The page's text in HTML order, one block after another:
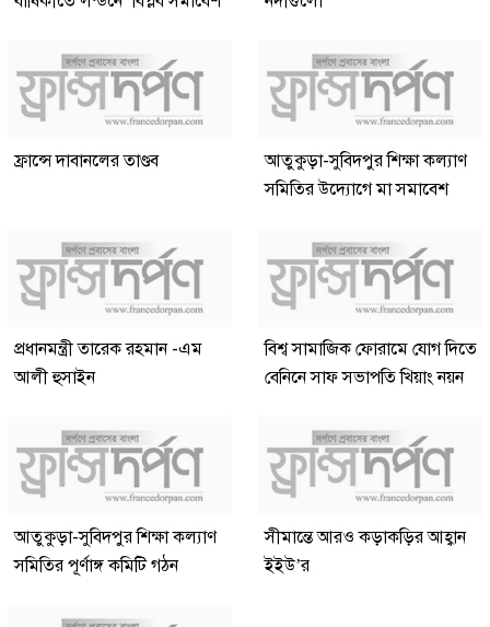
ফ্রান্সে দাবানলের তাণ্ডব
আতুকুড়া-সুবিদপুর শিক্ষা কল্যাণ
সমিতির উদ্যোগে মা সমাবেশ
প্রধানমন্ত্রী তারেক রহমান -এম
আলী হুসাইন
বিশ্ব সামাজিক ফোরামে যোগ দিতে
বেনিনে সাফ সভাপতি খিয়াং নয়ন
আতুকুড়া-সুবিদপুর শিক্ষা কল্যাণ
সমিতির পূর্ণাঙ্গ কমিটি গঠন
সীমান্তে আরও কড়াকড়ির আহ্বান
ইইউ’র